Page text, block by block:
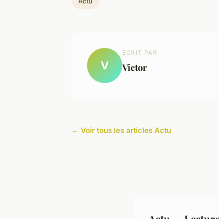
V
ECRIT PAR
Victor
← Voir tous les articles Actu